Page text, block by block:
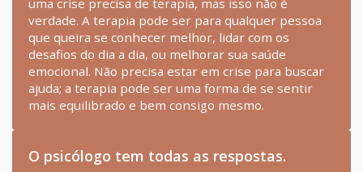
verdade. A terapia pode ser para qualquer pessoa
que queira se conhecer melhor, lidar com os
desafios do dia a dia, ou melhorar sua saúde
emocional. Não precisa estar em crise para buscar
ajuda; a terapia pode ser uma forma de se sentir
mais equilibrado e bem consigo mesmo.
O psicólogo tem todas as respostas.